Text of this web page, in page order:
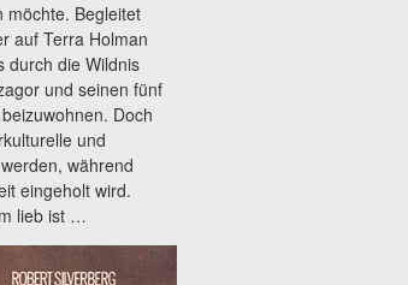
möchte. Begleitet
auf Terra Holman
durch die Wildnis
und seinen fünf
Doch
und
während
eingeholt wird.
lieb ist …